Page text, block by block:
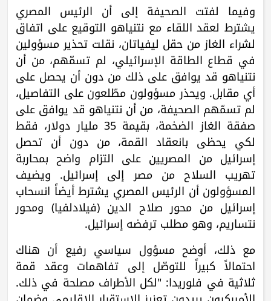
وفيما لفتت الصحيفة إلى أن الرئيس المصري
يشترط لعقد اللقاء مع نتنياهو التوقيع على اتفاق
لشراء الغاز من حقل ليفياتان، نقلت تحذير مسؤولين
في قطاع الطاقة الإسرائيلي، لم تسمّهم، من أن
نتنياهو قد يوافق على ذلك من دون أن يحصل على
أي مقابل. ويحذر مسؤولون مطّلعون على التفاصيل،
لم تسمّهم الصحيفة، من أن نتنياهو قد يوافق على
صفقة الغاز الضخمة، بقيمة 35 مليار دولار، فقط
لكي يحظى بانعقاد القمة، من دون أن تحصل
إسرائيل من المصريين على التزام واضح بمحاربة
تهريب السلاح من مصر إلى إسرائيل. ويضيف
المسؤولون أن الرئيس المصري يشترط أيضاً انسحاب
إسرائيل من محور صلاح الدين (فيلادلفيا) ومحور
نتساريم، وهو مطلب ترفضه إسرائيل.
مع ذلك، أوضح مسؤول سياسي رفيع أن هناك
احتمالاً كبيراً للتوصّل إلى تفاهمات وعقد قمة
ثلاثية في فلوريدا: "لكل الأطراف مصلحة في ذلك.